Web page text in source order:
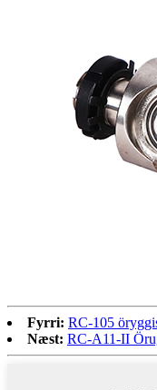
Fyrri: RC-105
Næst: RC-A11-II